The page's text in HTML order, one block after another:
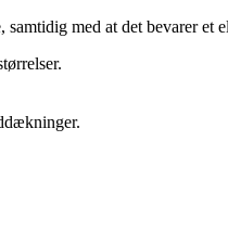
med at det bevarer et